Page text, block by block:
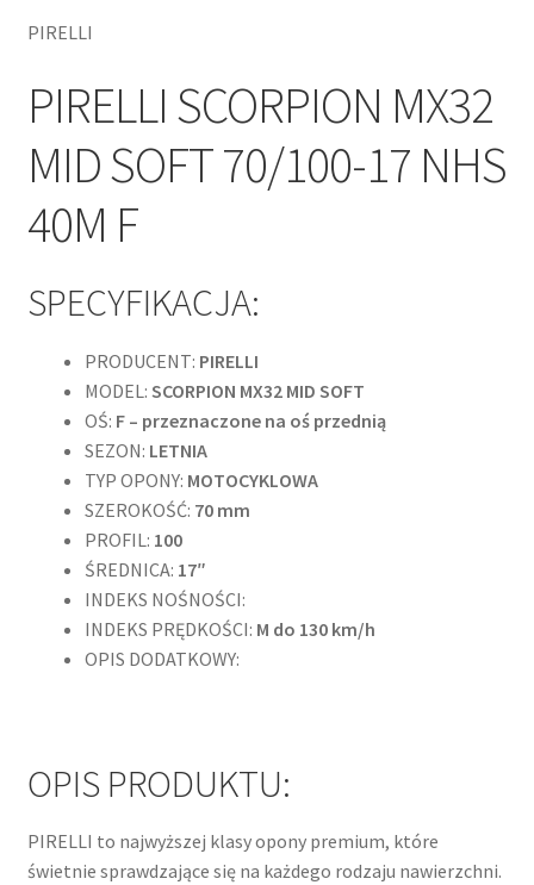
PIRELLI
PIRELLI SCORPION MX32
MID SOFT 70/100-17 NHS
40M F
SPECYFIKACJA:
PRODUCENT: PIRELLI
MODEL: SCORPION MX32 MID SOFT
OŚ: F – przeznaczone na oś przednią
SEZON: LETNIA
TYP OPONY: MOTOCYKLOWA
SZEROKOŚĆ: 70 mm
PROFIL: 100
ŚREDNICA: 17″
INDEKS NOŚNOŚCI:
INDEKS PRĘDKOŚCI: M do 130 km/h
OPIS DODATKOWY:
OPIS PRODUKTU:
PIRELLI to najwyższej klasy opony premium, które
świetnie sprawdzające się na każdego rodzaju nawierzchni.